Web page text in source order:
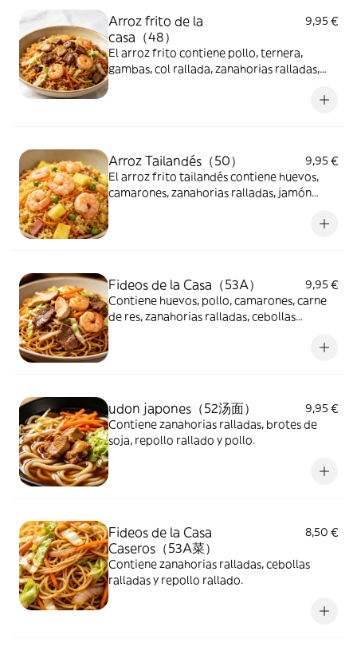
Arroz frito de la
casa（48）
9,95 €
El arroz frito contiene pollo, ternera,
gambas, col rallada, zanahorias ralladas,
Arroz Tailandés（50）
9,95 €
El arroz frito tailandés contiene huevos,
camarones, zanahorias ralladas, jamón
Fideos de la Casa（53A）
9,95 €
Contiene huevos, pollo, camarones, carne
de res, zanahorias ralladas, cebollas
udon japones（52汤面）
9,95 €
Contiene zanahorias ralladas, brotes de
soja, repollo rallado y pollo.
Fideos de la Casa
Caseros（53A菜）
8,50 €
Contiene zanahorias ralladas, cebollas
ralladas y repollo rallado.